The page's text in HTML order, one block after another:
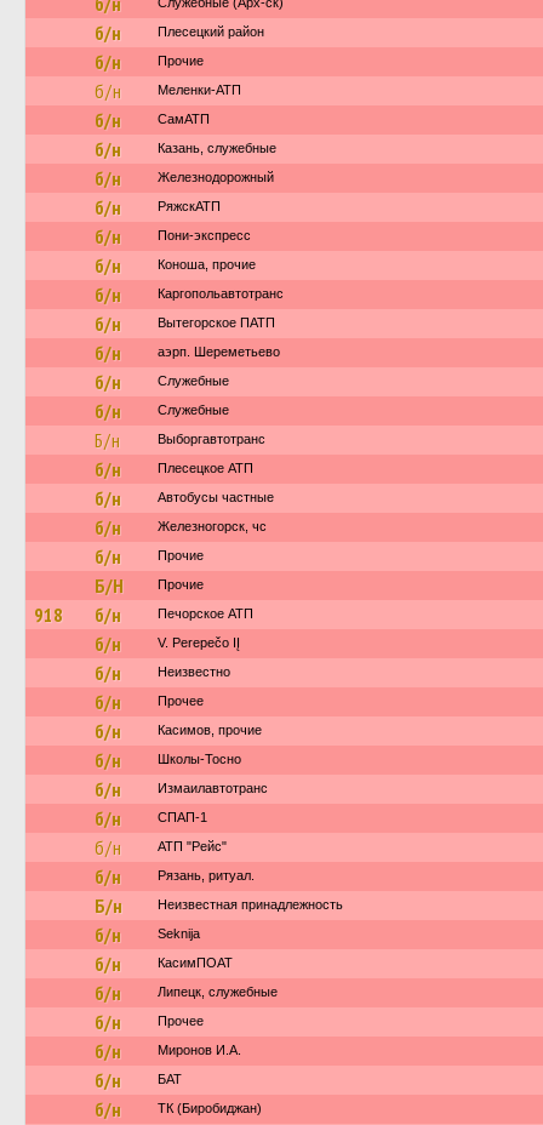
б/н Плесецкий район
б/н Прочие
б/н Меленки-АТП
б/н СамАТП
б/н Казань, служебные
б/н Железнодорожный
б/н РяжскАТП
б/н Пони-экспресс
б/н Коноша, прочие
б/н Каргопольавтотранс
б/н Вытегорское ПАТП
б/н аэрп. Шереметьево
б/н Служебные
б/н Служебные
Б/н Выборгавтотранс
б/н Плесецкое АТП
б/н Автобусы частные
б/н Железногорск, чс
б/н Прочие
Б/Н Прочие
918 б/н Печорское АТП
б/н V. Perepečo IĮ
б/н Неизвестно
б/н Прочее
б/н Касимов, прочие
б/н Школы-Тосно
б/н Измаилавтотранс
б/н СПАП-1
б/н АТП "Рейс"
б/н Рязань, ритуал.
Б/н Неизвестная принадлежность
б/н Seknija
б/н КасимПОАТ
б/н Липецк, служебные
б/н Прочее
б/н Миронов И.А.
б/н БАТ
б/н ТК (Биробиджан)